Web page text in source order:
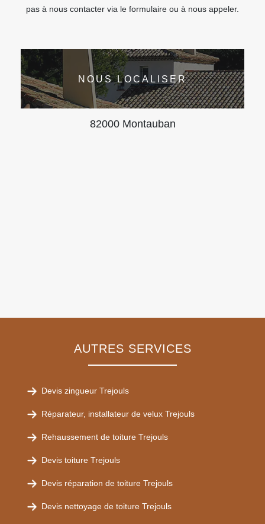
pas à nous contacter via le formulaire ou à nous appeler.
NOUS LOCALISER
82000 Montauban
AUTRES SERVICES
Devis zingueur Trejouls
Réparateur, installateur de velux Trejouls
Rehaussement de toiture Trejouls
Devis toiture Trejouls
Devis réparation de toiture Trejouls
Devis nettoyage de toiture Trejouls